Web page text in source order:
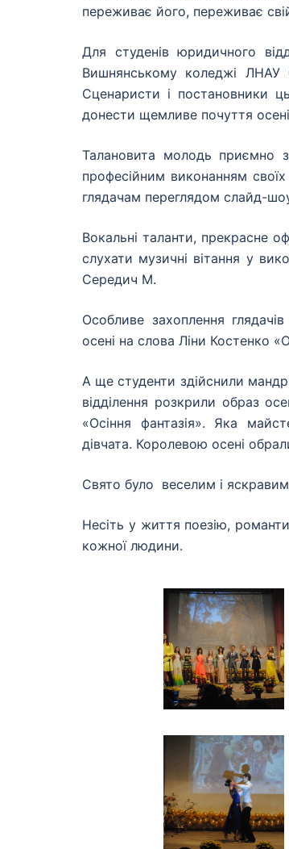
переживає його, переживає
Для студенів юридичного
Вишнянському коледжі ЛНАУ
Сценаристи і постановники
донести щемливе почуття
Талановита молодь приємно
професійним виконанням
глядачам переглядом слайд-
Вокальні таланти, прекрасне
слухати музичні вітання у
Середич М.
Особливе захоплення
осені на слова Ліни Костенко
А ще студенти здійснили
відділення розкрили образ
«Осіння фантазія». Яка
дівчата. Королевою осені
Свято було веселим і
Несіть у життя поезію,
кожної людини.